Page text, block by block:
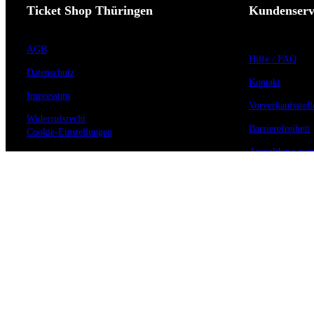
Ticket Shop Thüringen
AGB
Datenschutz
Impressum
Widerrufsrecht
Cookie-Einstellungen
Hilfe / FAQ
Kontakt
Barrierefreiheit
Anmeldung